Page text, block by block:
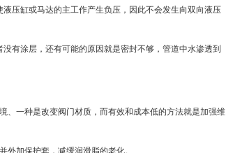
压缸或马达的主工作产生负压，因此不会发生向双向液压
有涂层，还有可能的原因就是密封不够，管道中水渗透到
、一种是改变阀门材质，而有效和成本低的方法就是加强维
外加保护套，减缓润滑脂的老化。